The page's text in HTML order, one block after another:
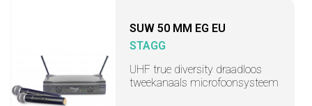
SUW 50 MM EG EU
STAGG
UHF true diversity draadloos
tweekanaals microfoonsysteem